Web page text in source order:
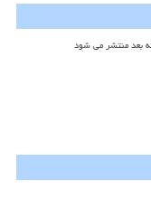
بعد منتشر می شود